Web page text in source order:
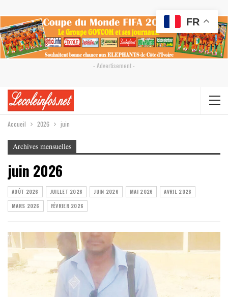
- Advertisement -
Accueil 2026 juin
Archives mensuelles
juin 2026
AOÛT 2026 JUILLET 2026 JUIN 2026 MAI 2026
AVRIL 2026
MARS 2026
FÉVRIER 2026
FR